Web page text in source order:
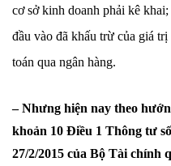
cơ sở kinh doanh phải kê
đầu vào đã khấu trừ của giá
toán qua ngân hàng.
– Nhưng hiện nay theo
khoản 10 Điều 1 Thông tư
27/2/2015 của Bộ Tài chính